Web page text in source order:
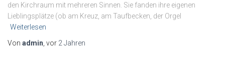
den Kirchraum mit mehreren Sinnen. Sie fanden ihre eigenen
Lieblingsplätze (ob am Kreuz, am Taufbecken, der Orgel
Weiterlesen
Von admin , vor 2 Jahren